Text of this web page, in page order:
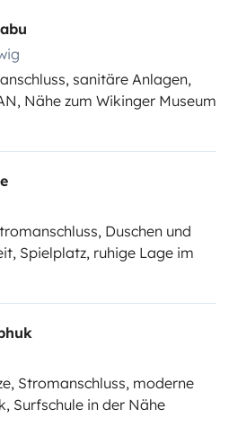
sanitäre Anlagen,
Nähe zum Wikinger Museum
Duschen und
Spielplatz, ruhige Lage im
Stromanschluss, moderne
Surfschule in der Nähe